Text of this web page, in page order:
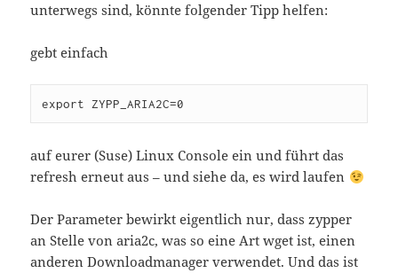
unterwegs sind, könnte folgender Tipp helfen:
gebt einfach
export ZYPP_ARIA2C=0
auf eurer (Suse) Linux Console ein und führt das
refresh erneut aus – und siehe da, es wird laufen
Der Parameter bewirkt eigentlich nur, dass zypper
an Stelle von aria2c, was so eine Art wget ist, einen
anderen Downloadmanager verwendet. Und das ist